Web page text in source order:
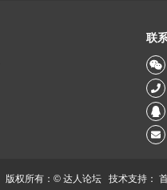
联
版权所有：© 达人论坛 技术支持：